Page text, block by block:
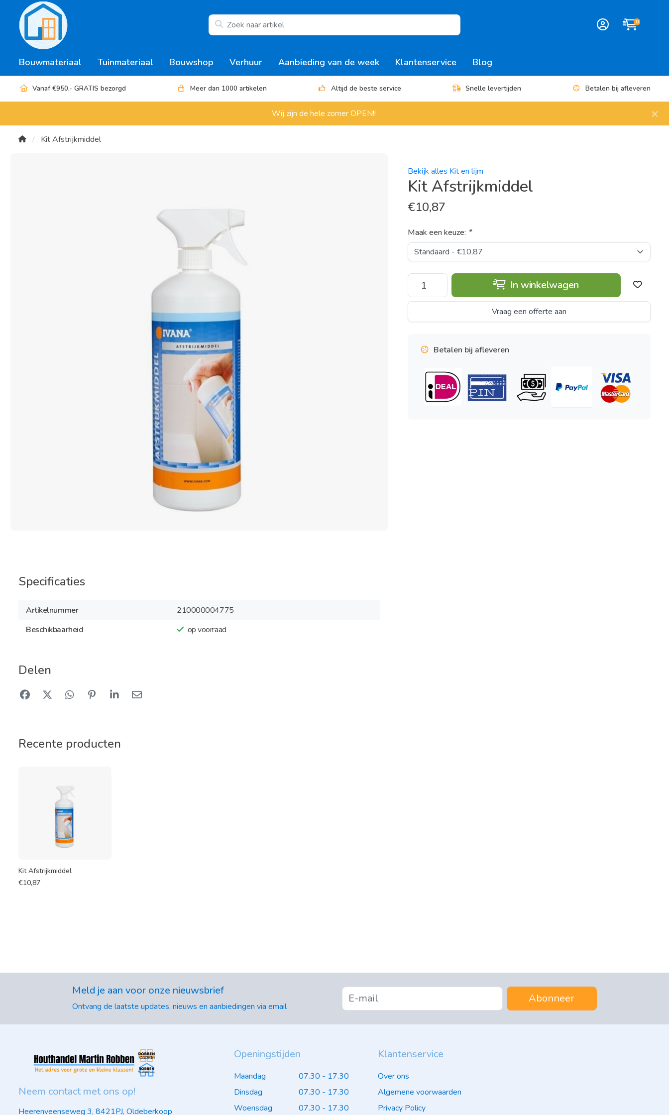
0
Bouwmateriaal Tuinmateriaal Bouwshop Verhuur Aanbieding van de week Klantenservice Blog
Vanaf €950,- GRATIS bezorgd Meer dan 1000 artikelen Altijd de beste service Snelle levertijden Betalen bij afleveren
Wij zijn de hele zomer OPEN!! ×
Kit Afstrijkmiddel
Specificaties
Artikelnummer
210000004775
Beschikbaarheid
op voorraad
Delen
Bekijk alles Kit en lijm
Kit Afstrijkmiddel
€10,87
Maak een keuze: *
In winkelwagen
Vraag een offerte aan
Betalen bij afleveren
Recente producten
Kit Afstrijkmiddel
€10,87
Meld je aan voor onze nieuwsbrief
Ontvang de laatste updates, nieuws en aanbiedingen via email
Abonneer
Neem contact met ons op!
Heerenveenseweg 3, 8421PJ, Oldeberkoop
Openingstijden
Maandag
07.30 - 17.30
Dinsdag
07.30 - 17.30
Woensdag
07.30 - 17.30
Klantenservice
Over ons
Algemene voorwaarden
Privacy Policy